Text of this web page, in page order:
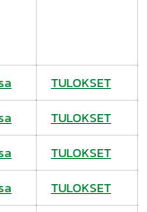
TULOKSET
TULOKSET
TULOKSET
TULOKSET